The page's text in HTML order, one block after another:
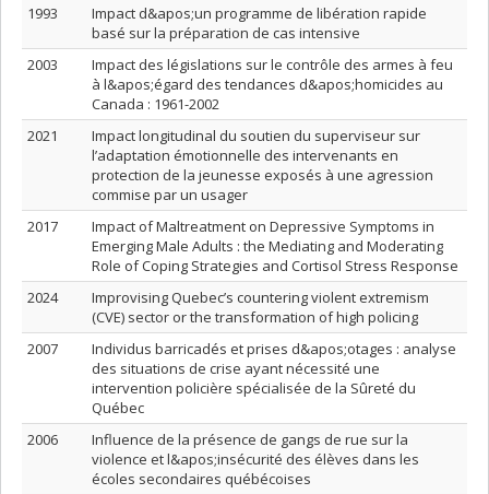
1993
Impact d&apos;un programme de libération rapide
basé sur la préparation de cas intensive
2003
Impact des législations sur le contrôle des armes à feu
à l&apos;égard des tendances d&apos;homicides au
Canada : 1961-2002
2021
Impact longitudinal du soutien du superviseur sur
l’adaptation émotionnelle des intervenants en
protection de la jeunesse exposés à une agression
commise par un usager
2017
Impact of Maltreatment on Depressive Symptoms in
Emerging Male Adults : the Mediating and Moderating
Role of Coping Strategies and Cortisol Stress Response
2024
Improvising Quebec’s countering violent extremism
(CVE) sector or the transformation of high policing
2007
Individus barricadés et prises d&apos;otages : analyse
des situations de crise ayant nécessité une
intervention policière spécialisée de la Sûreté du
Québec
2006
Influence de la présence de gangs de rue sur la
violence et l&apos;insécurité des élèves dans les
écoles secondaires québécoises